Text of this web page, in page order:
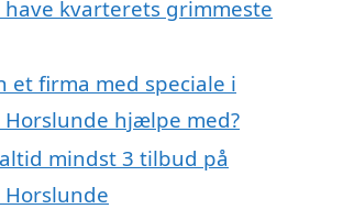
kvarterets grimmeste
et firma med speciale i
hjælpe med?
mindst 3 tilbud på